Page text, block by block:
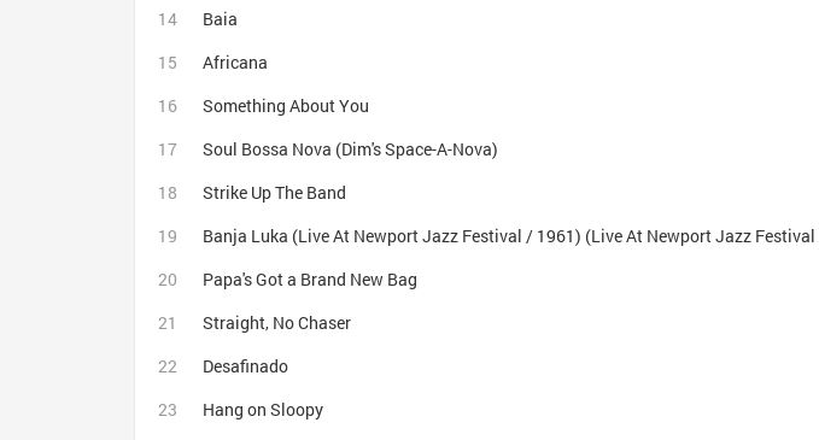
Baia
Africana
Something About You
Soul Bossa Nova (Dim's Space-A-Nova)
Strike Up The Band
Papa's Got a Brand New Bag
Straight, No Chaser
Desafinado
Hang on Sloopy